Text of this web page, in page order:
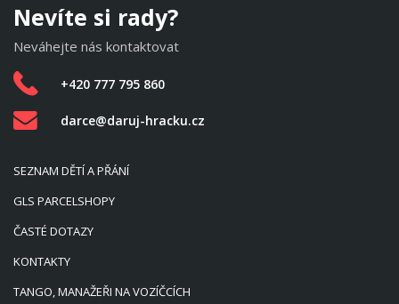
Nevíte si rady?
Neváhejte nás kontaktovat
+420 777 795 860
darce@daruj-hracku.cz
SEZNAM DĚTÍ A PŘÁNÍ
GLS PARCELSHOPY
ČASTÉ DOTAZY
KONTAKTY
TANGO, MANAŽEŘI NA VOZÍČCÍCH